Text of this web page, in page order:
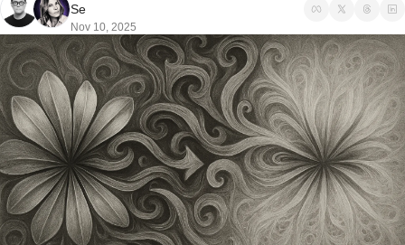
"Froth on the Daydream"
GenAI Unicorns
Global AI Affairs
Interviews with Innovators
Twitter Library
Se
Nov 10, 2025